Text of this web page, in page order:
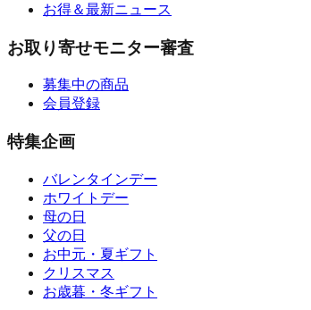
お得＆最新ニュース
お取り寄せモニター審査
募集中の商品
会員登録
特集企画
バレンタインデー
ホワイトデー
母の日
父の日
お中元・夏ギフト
クリスマス
お歳暮・冬ギフト